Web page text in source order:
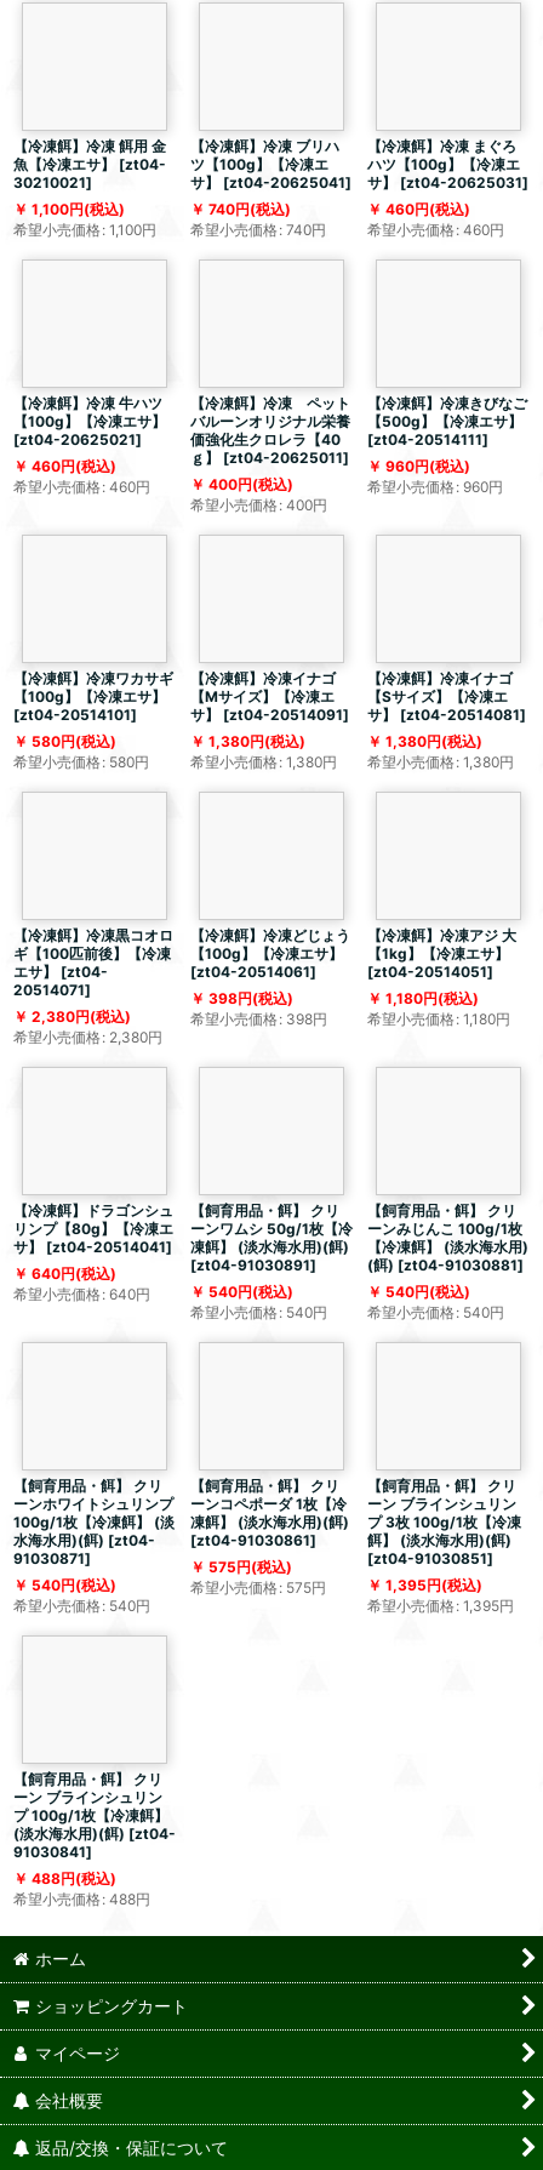
【冷凍餌】冷凍 餌用 金
魚【冷凍エサ】
[zt04-
30210021]
1,100円(税込)
希望小売価格: 1,100円
【冷凍餌】冷凍 ブリハ
ツ【100g】【冷凍エ
サ】
[zt04-20625041]
740円(税込)
希望小売価格: 740円
【冷凍餌】冷凍 まぐろ
ハツ【100g】【冷凍エ
サ】
[zt04-20625031]
460円(税込)
希望小売価格: 460円
【冷凍餌】冷凍 牛ハツ
【100g】【冷凍エサ】
[zt04-20625021]
460円(税込)
希望小売価格: 460円
【冷凍餌】冷凍 ペット
バルーンオリジナル栄養
価強化生クロレラ【40
ｇ】
[zt04-20625011]
400円(税込)
希望小売価格: 400円
【冷凍餌】冷凍きびなご
【500g】【冷凍エサ】
[zt04-20514111]
960円(税込)
希望小売価格: 960円
【冷凍餌】冷凍ワカサギ
【100g】【冷凍エサ】
[zt04-20514101]
580円(税込)
希望小売価格: 580円
【冷凍餌】冷凍イナゴ
【Mサイズ】【冷凍エ
サ】
[zt04-20514091]
1,380円(税込)
希望小売価格: 1,380円
【冷凍餌】冷凍イナゴ
【Sサイズ】【冷凍エ
サ】
[zt04-20514081]
1,380円(税込)
希望小売価格: 1,380円
【冷凍餌】冷凍黒コオロ
ギ【100匹前後】【冷凍
エサ】
[zt04-
20514071]
2,380円(税込)
希望小売価格: 2,380円
【冷凍餌】冷凍どじょう
【100g】【冷凍エサ】
[zt04-20514061]
398円(税込)
希望小売価格: 398円
【冷凍餌】冷凍アジ 大
【1kg】【冷凍エサ】
[zt04-20514051]
1,180円(税込)
希望小売価格: 1,180円
【冷凍餌】ドラゴンシュ
リンプ【80g】【冷凍エ
サ】
[zt04-20514041]
640円(税込)
希望小売価格: 640円
【飼育用品・餌】 クリ
ーンワムシ 50g/1枚【冷
凍餌】 (淡水海水用)(餌)
[zt04-91030891]
540円(税込)
希望小売価格: 540円
【飼育用品・餌】 クリ
ーンみじんこ 100g/1枚
【冷凍餌】 (淡水海水用)
(餌) [zt04-91030881]
540円(税込)
希望小売価格: 540円
【飼育用品・餌】 クリ
ーンホワイトシュリンプ
100g/1枚【冷凍餌】 (淡
水海水用)(餌) [zt04-
91030871]
540円(税込)
希望小売価格: 540円
【飼育用品・餌】 クリ
ーンコペポーダ 1枚【冷
凍餌】 (淡水海水用)(餌)
[zt04-91030861]
575円(税込)
希望小売価格: 575円
【飼育用品・餌】 クリ
ーン ブラインシュリン
プ 3枚 100g/1枚【冷凍
餌】 (淡水海水用)(餌)
[zt04-91030851]
1,395円(税込)
希望小売価格: 1,395円
【飼育用品・餌】 クリ
ーン ブラインシュリン
プ 100g/1枚【冷凍餌】
(淡水海水用)(餌) [zt04-
91030841]
488円(税込)
希望小売価格: 488円
ホーム
ショッピングカート
マイページ
会社概要
返品/交換・保証について